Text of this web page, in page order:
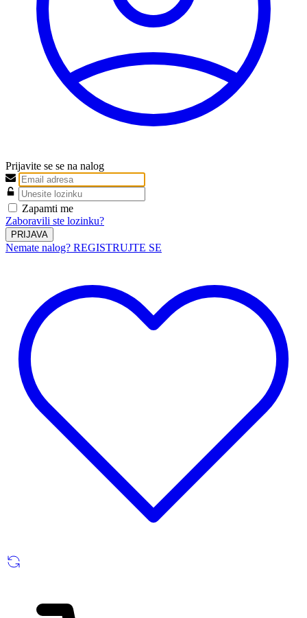
Prijavite se se na nalog
Zapamti me
Zaboravili ste lozinku?
PRIJAVA
Nemate nalog? REGISTRUJTE SE